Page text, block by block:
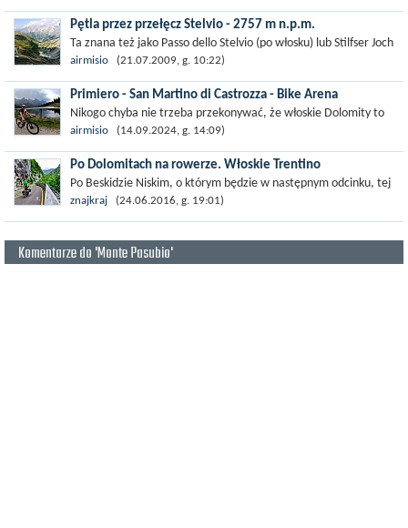
Merano 2000. To takie...
Pętla przez przełęcz Stelvio - 2757 m n.p.m.
Ta znana też jako Passo dello Stelvio (po włosku) lub Stilfser Joch
(po niemiecku) przełęcz we włoskich Alpach Wschodnich wznosi
się na 2757 m...
airmisio (21.07.2009, g. 10:22)
Primiero - San Martino di Castrozza - Bike Arena
Nikogo chyba nie trzeba przekonywać, że włoskie Dolomity to
idealne lokalizacja na rowerowy urlop. Mnóstwo górskich
tras,...
airmisio (14.09.2024, g. 14:09)
Po Dolomitach na rowerze. Włoskie Trentino
Po Beskidzie Niskim, o którym będzie w następnym odcinku, tej
wiosny trafiłem w drugie z naszych wyjątkowych miejsc, w które
wracamy...
znajkraj (24.06.2016, g. 19:01)
Komentarze do 'Monte Pasubio'